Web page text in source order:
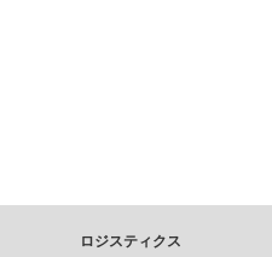
ロジスティクス